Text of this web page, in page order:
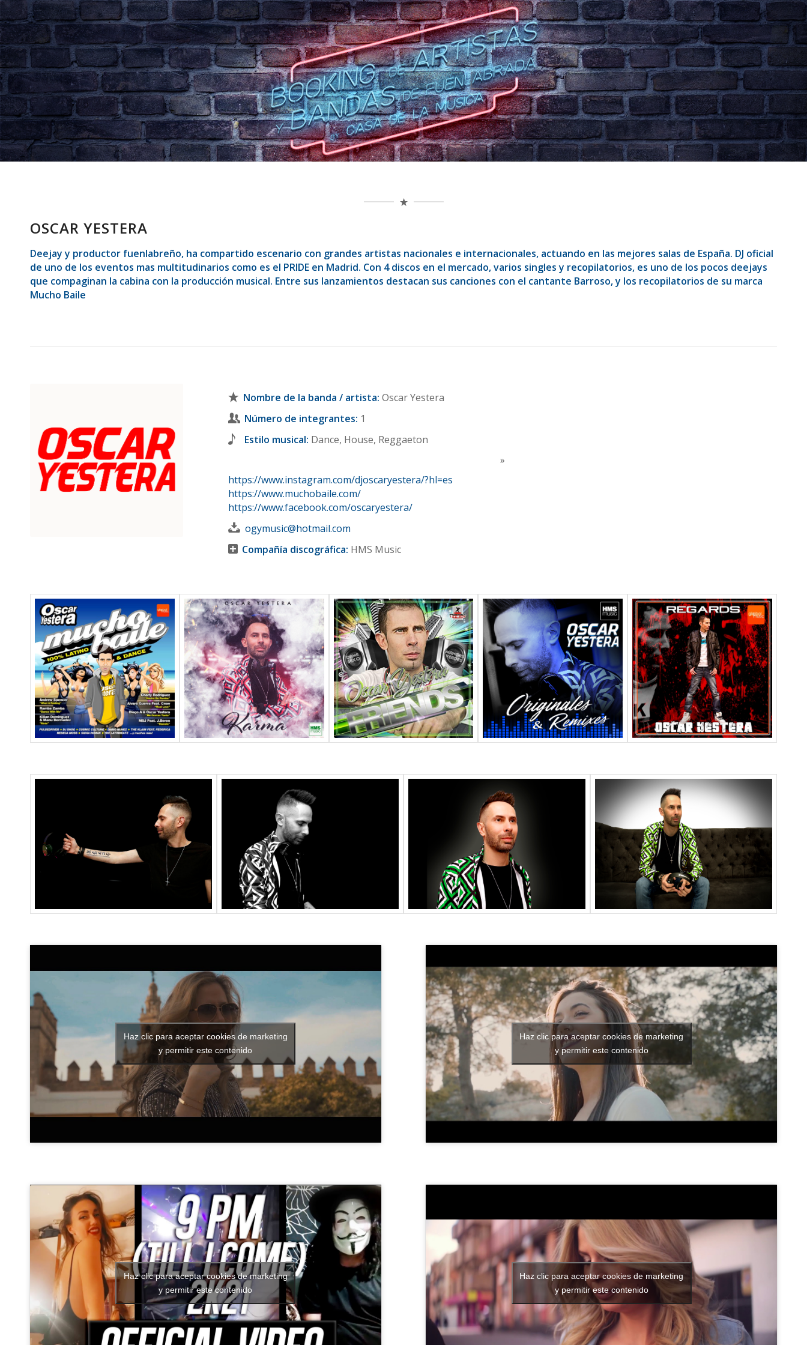
OSCAR YESTERA
Deejay y productor fuenlabreño, ha compartido escenario con grandes artistas nacionales e internacionales, actuando en las mejores salas de España. DJ oficial
de uno de los eventos mas multitudinarios como es el PRIDE en Madrid. Con 4 discos en el mercado, varios singles y recopilatorios, es uno de los pocos deejays
que compaginan la cabina con la producción musical. Entre sus lanzamientos destacan sus canciones con el cantante Barroso, y los recopilatorios de su marca
Mucho Baile
Nombre de la banda / artista: Oscar Yestera
Número de integrantes: 1
Estilo musical: Dance, House, Reggaeton
»
https://www.instagram.com/djoscaryestera/?hl=es
https://www.muchobaile.com/
https://www.facebook.com/oscaryestera/
ogymusic@hotmail.com
Compañía discográfica: HMS Music
Haz clic para aceptar cookies de marketing
y permitir este contenido
Haz clic para aceptar cookies de marketing
y permitir este contenido
Haz clic para aceptar cookies de marketing
y permitir este contenido
Haz clic para aceptar cookies de marketing
y permitir este contenido